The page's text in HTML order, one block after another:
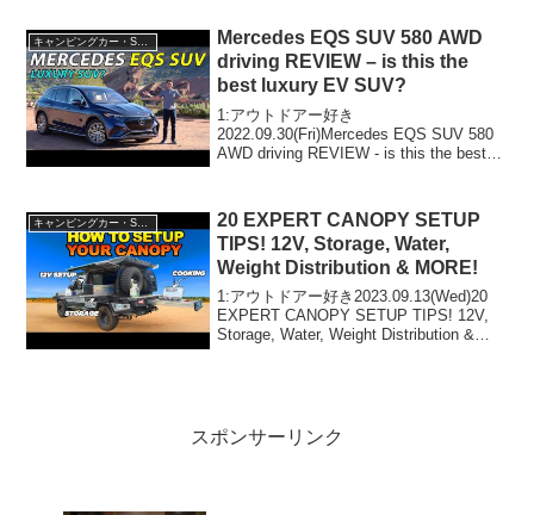
2025.09.06(Sat)この動画は...
Mercedes EQS SUV 580 AWD
driving REVIEW – is this the
best luxury EV SUV?
1:アウトドアー好き
2022.09.30(Fri)Mercedes EQS SUV 580
AWD driving REVIEW - is this the best
20 EXPERT CANOPY SETUP
TIPS! 12V, Storage, Water,
Weight Distribution & MORE!
1:アウトドアー好き2023.09.13(Wed)20
EXPERT CANOPY SETUP TIPS! 12V,
Storage, Water, Weight Distribution &
スポンサーリンク